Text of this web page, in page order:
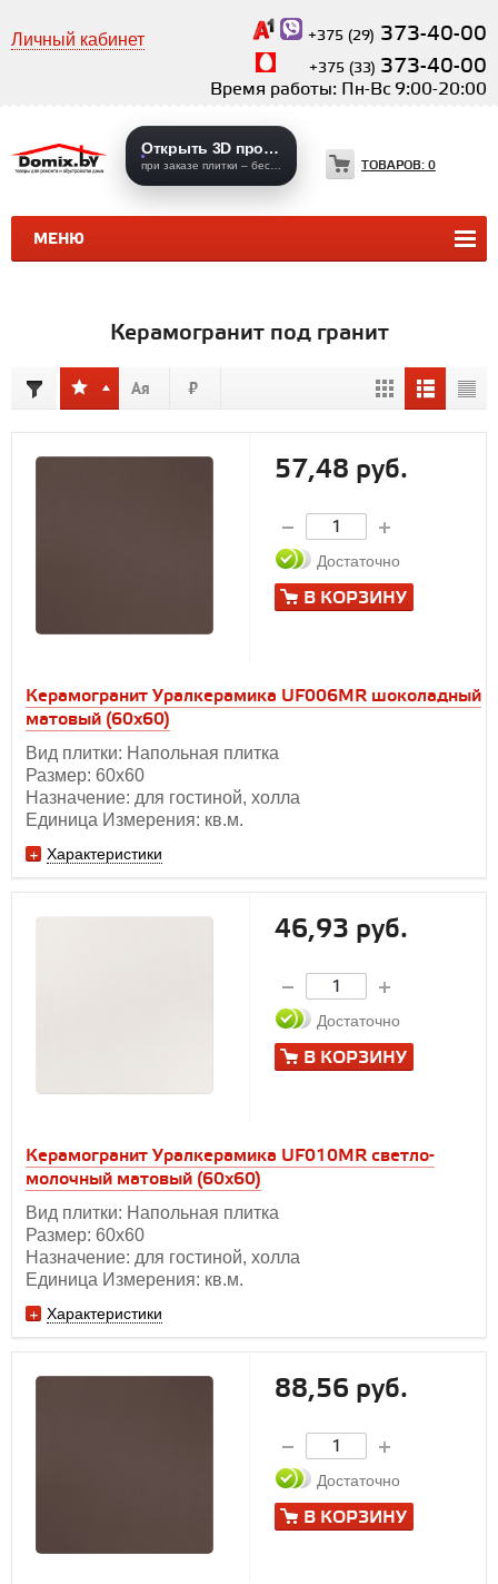
Личный кабинет +375 (29) 373-40-00
+375 (33) 373-40-00
Время работы: Пн-Вс 9:00-20:00
МЕНЮ
Открыть 3D проекты
ТОВАРОВ: 0
КЕРАМИЧЕСКАЯ ПЛИТКА
Керамогранит под гранит
Керамогранит Уралкерамика UF006МR шоколадный
матовый (60х60)
Вид плитки: Напольная плитка
Размер: 60х60
Назначение: для гостиной, холла
Единица Измерения: кв.м.
Характеристики
57,48 руб.
Достаточно
В КОРЗИНУ
Керамогранит Уралкерамика UF010MR светло-
молочный матовый (60х60)
Вид плитки: Напольная плитка
Размер: 60х60
Назначение: для гостиной, холла
Единица Измерения: кв.м.
Характеристики
46,93 руб.
Достаточно
В КОРЗИНУ
88,56 руб.
Достаточно
В КОРЗИНУ